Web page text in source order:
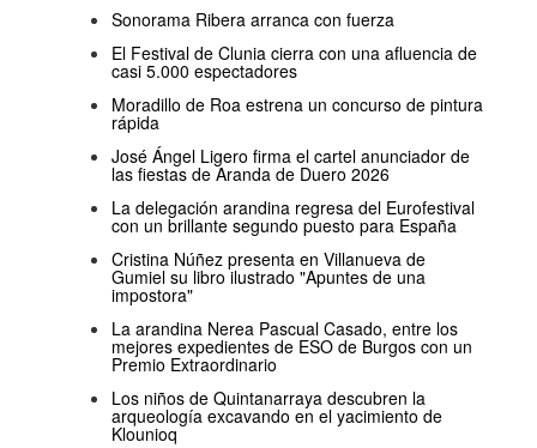
Sonorama Ribera arranca con fuerza
El Festival de Clunia cierra con una afluencia de
casi 5.000 espectadores
Moradillo de Roa estrena un concurso de pintura
rápida
José Ángel Ligero firma el cartel anunciador de
las fiestas de Aranda de Duero 2026
La delegación arandina regresa del Eurofestival
con un brillante segundo puesto para España
Cristina Núñez presenta en Villanueva de
Gumiel su libro ilustrado "Apuntes de una
impostora"
La arandina Nerea Pascual Casado, entre los
mejores expedientes de ESO de Burgos con un
Premio Extraordinario
Los niños de Quintanarraya descubren la
arqueología excavando en el yacimiento de
Klounioq